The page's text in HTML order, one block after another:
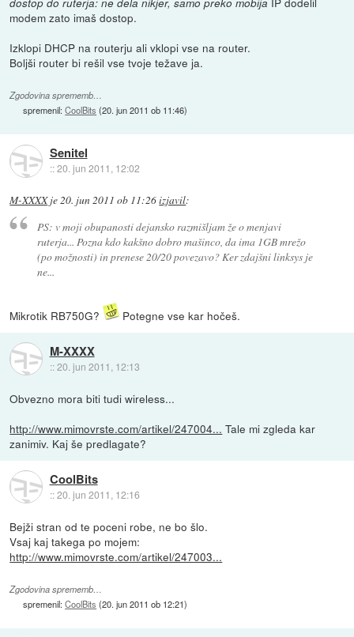
modem zato imaš dostop.
Izklopi DHCP na routerju ali vklopi vse na router.
Boljši router bi rešil vse tvoje težave ja.
Zgodovina sprememb…
spremenil:CoolBits (20. jun 2011 ob 11:46)
Senitel
::20. jun 2011, 12:02
M-XXXXje20. jun 2011 ob 11:26izjavil:
PS: v moji obupanosti dejansko razmišljam že o menjavi
ruterja... Pozna kdo kakšno dobro mašinco, da ima 1GB mrežo
(po možnosti) in prenese 20/20 povezavo? Ker zdajšni linksys je
ne...
Mikrotik RB750G? Potegne vse kar hočeš.
M-XXXX
::20. jun 2011, 12:13
Obvezno mora biti tudi wireless...
http://www.mimovrste.com/artikel/247004... Tale mi zgleda kar
zanimiv. Kaj še predlagate?
CoolBits
::20. jun 2011, 12:16
Bejži stran od te poceni robe, ne bo šlo.
Vsaj kaj takega po mojem:
http://www.mimovrste.com/artikel/247003...
Zgodovina sprememb…
spremenil:CoolBits (20. jun 2011 ob 12:21)